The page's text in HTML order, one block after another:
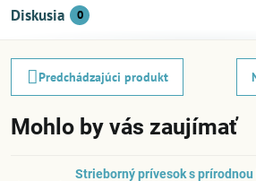
Diskusia 0
Predchádzajúci produkt
Mohlo by vás zaujímať
Strieborný prívesok s